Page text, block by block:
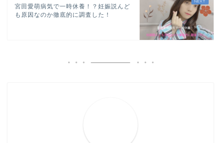
宮田愛萌病気で一時休養！？妊娠説んど
も原因なのか徹底的に調査した！